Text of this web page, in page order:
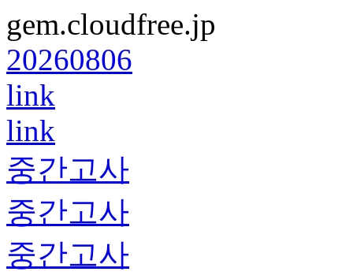
gem.cloudfree.jp
20260806
link
link
중간고사
중간고사
중간고사